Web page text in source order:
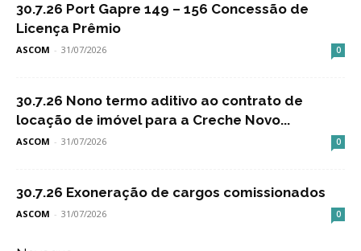
30.7.26 Port Gapre 149 – 156 Concessão de
Licença Prêmio
ASCOM - 31/07/2026 0
30.7.26 Nono termo aditivo ao contrato de
locação de imóvel para a Creche Novo...
ASCOM - 31/07/2026 0
30.7.26 Exoneração de cargos comissionados
ASCOM - 31/07/2026 0